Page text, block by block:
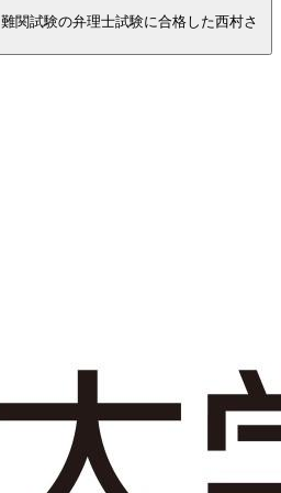
難関試験の弁理士試験に合格した西村さ